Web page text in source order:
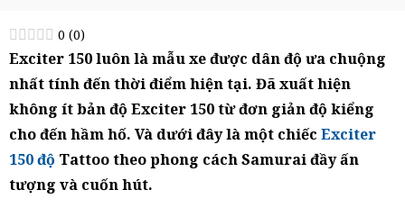
0 (0)
Exciter 150 luôn là mẫu xe được dân độ ưa chuộng
nhất tính đến thời điểm hiện tại. Đã xuất hiện
không ít bản độ Exciter 150 từ đơn giản độ kiểng
cho đến hầm hố. Và dưới đây là một chiếc Exciter
150 độ Tattoo theo phong cách Samurai đầy ấn
tượng và cuốn hút.